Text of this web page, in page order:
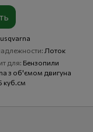
Лоток
для Бензопили
з об'ємом двигуна
куб.см